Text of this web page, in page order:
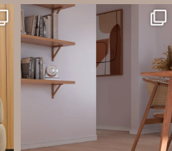
santaluzia.es
¿Zócalo blanco, negro, gris, fendi o
beige? La elección puede cambiar por
completo la percepción de un
ambiente y aportar aún más valor a tu
proyecto.